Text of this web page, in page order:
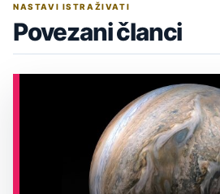
NASTAVI ISTRAŽIVATI
Povezani članci